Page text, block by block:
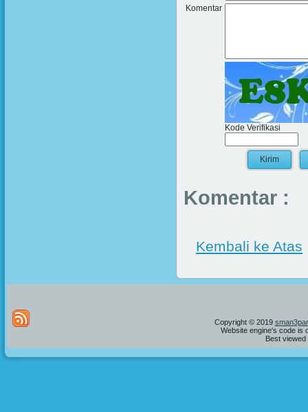
Komentar
Kode Verifikasi
Komentar :
Kembali ke Atas
Copyright © 2019
Website engine's code is
Best